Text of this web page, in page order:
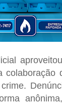
colaboração